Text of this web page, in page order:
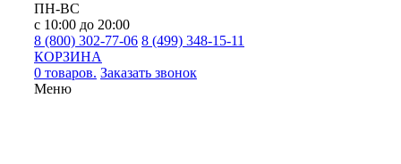
ПН-ВС
с 10:00 до 20:00
8 (800) 302-77-06 8 (499) 348-15-11
КОРЗИНА
0 товаров. Заказать звонок
Меню